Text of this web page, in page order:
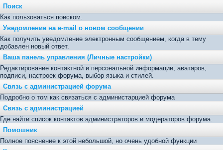
Поиск
Как пользоваться поиском.
Уведомление на е-mail о новом сообщении
Как получить уведомление электронным сообщением, когда в тему
добавлен новый ответ.
Ваша панель управления (Личные настройки)
Редактирование контактной и персональной информации, аватаров,
подписи, настроек форума, выбор языка и стилей.
Связь с администрацией форума
Подробно о том как связаться с администарцией форума
Связь с администрацией
Где найти список контактов администраторов и модераторов форума.
Помошник
Полное пояснение к этой небольшой, но очень удобной функции